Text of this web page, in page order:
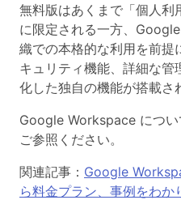
無料版はあくまで「個人利
に限定される一方、
織での本格的な利用を前提
キュリティ機能、詳細な
化した独自の機能が搭載さ
Google Workspace につ
ご参照ください。
関連記事： Google
ら料金プラン、事例をわか